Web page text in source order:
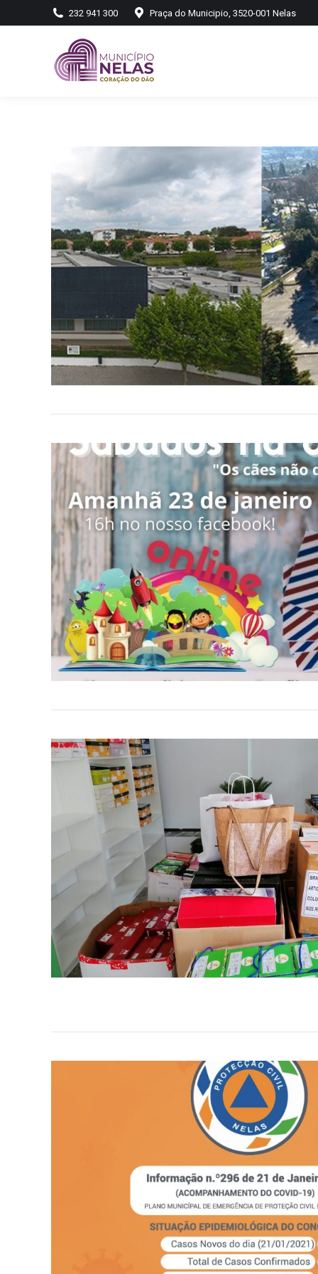
232 941 300 Praça do Municipio, 3520-001 Nelas